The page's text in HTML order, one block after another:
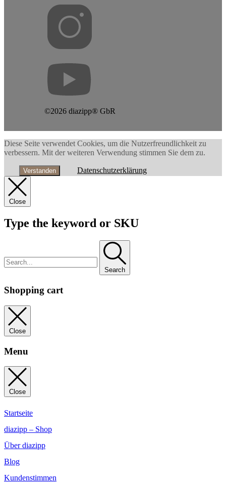
©2026 diazipp® GbR
Diese Seite verwendet Cookies, um die Nutzerfreundlichkeit zu
verbessern. Mit der weiteren Verwendung stimmen Sie dem zu.
Verstanden Datenschutzerklärung
Close
Type the keyword or SKU
Search
Shopping cart
Close
Menu
Close
Startseite
diazipp – Shop
Über diazipp
Blog
Kundenstimmen